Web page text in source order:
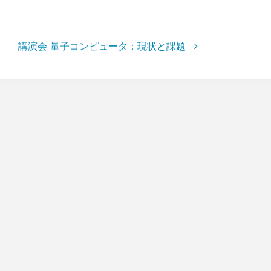
講演会-量子コンピュータ：現状と課題-